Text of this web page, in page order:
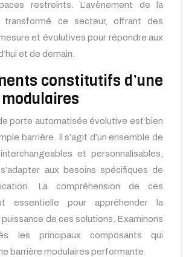
restreints. L’avènement de la
transformé ce secteur, offrant des
et évolutives pour répondre aux
et de demain.
constitutifs d’une
porte automatisée évolutive est bien
barrière. Il s’agit d’un ensemble de
et personnalisables,
aux besoins spécifiques de
La compréhension de ces
essentielle pour appréhender la
de ces solutions. Examinons
les principaux composants qui
barrière modulaires performante.